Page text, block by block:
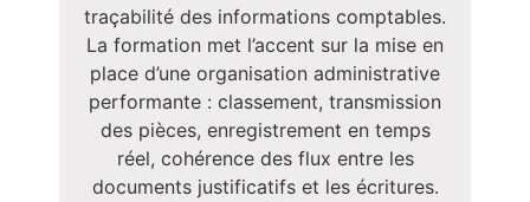
traçabilité des informations comptables.
La formation met l’accent sur la mise en
place d’une organisation administrative
performante : classement, transmission
des pièces, enregistrement en temps
réel, cohérence des flux entre les
documents justificatifs et les écritures.